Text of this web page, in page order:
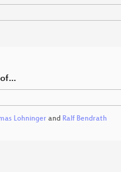
of…
Lohningerand Ralf Bendrath